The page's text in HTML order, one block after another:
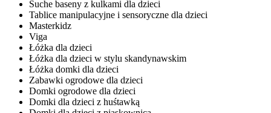
Suche baseny z kulkami dla dzieci
Tablice manipulacyjne i sensoryczne dla dzieci
Masterkidz
Viga
Łóżka dla dzieci
Łóżka dla dzieci w stylu skandynawskim
Łóżka domki dla dzieci
Zabawki ogrodowe dla dzieci
Domki ogrodowe dla dzieci
Domki dla dzieci z huśtawką